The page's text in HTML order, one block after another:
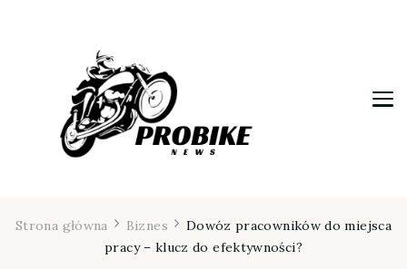
Strona główna Biznes
Dowóz pracowników do miejsca
pracy – klucz do efektywności?